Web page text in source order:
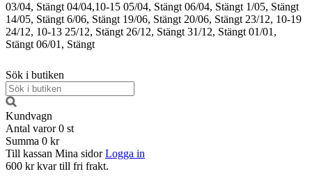
03/04, Stängt 04/04,10-15 05/04, Stängt 06/04, Stängt 1/05, Stängt
14/05, Stängt 6/06, Stängt 19/06, Stängt 20/06, Stängt 23/12, 10-19
24/12, 10-13 25/12, Stängt 26/12, Stängt 31/12, Stängt 01/01,
Stängt 06/01, Stängt
Sök i butiken
Kundvagn
Antal varor 0 st
Summa 0 kr
Till kassan Mina sidor Logga in
600 kr kvar till fri frakt.